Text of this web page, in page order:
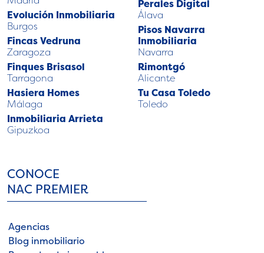
Evolución Inmobiliaria
Burgos
Fincas Vedruna
Zaragoza
Finques Brisasol
Tarragona
Hasiera Homes
Málaga
Inmobiliaria Arrieta
Gipuzkoa
Perales Digital
Álava
Pisos Navarra
Inmobiliaria
Navarra
Rimontgó
Alicante
Tu Casa Toledo
Toledo
CONOCE
NAC PREMIER
Agencias
Blog inmobiliario